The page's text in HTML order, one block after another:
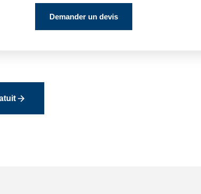
Demander un devis